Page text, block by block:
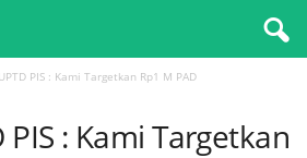
PIS : Kami Targetkan Rp1 M PAD
PIS : Kami Targetkan